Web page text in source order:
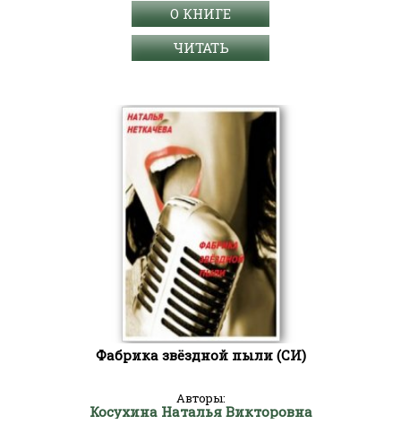
О КНИГЕ
ЧИТАТЬ
Фабрика звёздной пыли (СИ)
Авторы:
Косухина Наталья Викторовна